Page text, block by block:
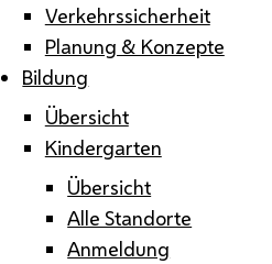
Verkehrssicherheit
Planung & Konzepte
Bildung
Übersicht
Kindergarten
Übersicht
Alle Standorte
Anmeldung